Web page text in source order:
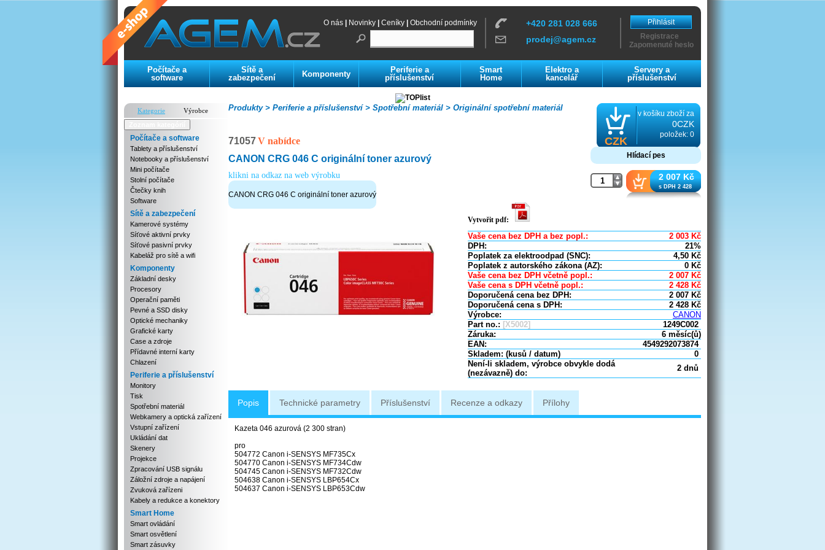
O nás Novinky Ceníky Obchodní podmínky
+420 281 028 666
prodej@agem.cz
Přihlásit
Registrace
Zapomenuté heslo
Počítače a
software
Sítě a
zabezpečení
Komponenty
Periferie a
příslušenství
Smart
Home
Elektro a
kancelář
Servery a
příslušenství
Kategorie
Výrobce
Počítače a software
Tablety a příslušenství
Notebooky a příslušenství
Mini počítače
Stolní počítače
Čtečky knih
Software
Sítě a zabezpečení
Kamerové systémy
Síťové aktivní prvky
Síťové pasivní prvky
Kabeláž pro sítě a wifi
Komponenty
Základní desky
Procesory
Operační paměti
Pevné a SSD disky
Optické mechaniky
Grafické karty
Case a zdroje
Přídavné interní karty
Chlazení
Periferie a příslušenství
Monitory
Tisk
Spotřební materiál
Webkamery a optická zařízení
Vstupní zařízení
Ukládání dat
Skenery
Projekce
Zpracování USB signálu
Záložní zdroje a napájení
Zvuková zařízeni
Kabely a redukce a konektory
Smart Home
Smart ovládání
Smart osvětlení
Smart zásuvky
Originální spotřební materiál
Spotřební materiál >
Periferie a příslušenství >
Produkty >
CZK
v košíku zboží za
0CZK
položek: 0
71057V nabídce
CANON CRG 046 C originální toner azurový
klikni na odkaz na web výrobku
CANON CRG 046 C originální toner azurový
Hlídací pes
2 007 Kč
s DPH 2 428
Vytvořit pdf:
Vaše cena bez DPH a bez popl.: 2 003 Kč
DPH:
21%
Poplatek za elektroodpad (SNC):
4,50 Kč
Poplatek z autorského zákona (AZ):
0 Kč
Vaše cena bez DPH včetně popl.:
2 007 Kč
Vaše cena s DPH včetně popl.:
2 428 Kč
Doporučená cena bez DPH:
2 007 Kč
Doporučená cena s DPH:
2 428 Kč
Výrobce:
CANON
Part no.: [X5002]
1249C002
Záruka:
6 měsíc(ů)
EAN:
4549292073874
Skladem: (kusů / datum)
0
Není-li skladem, výrobce obvykle dodá
(nezávazně) do:
2 dnů
Popis Technické parametry Příslušenství Recenze a odkazy Přílohy
Kazeta 046 azurová (2 300 stran)
pro
504772 Canon i-SENSYS MF735Cx
504770 Canon i-SENSYS MF734Cdw
504745 Canon i-SENSYS MF732Cdw
504638 Canon i-SENSYS LBP654Cx
504637 Canon i-SENSYS LBP653Cdw